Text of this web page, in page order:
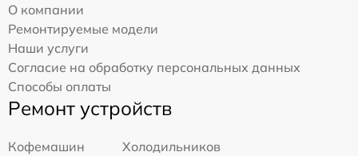
О компании
Ремонтируемые модели
Наши услуги
Согласие на обработку персональных данных
Способы оплаты
Ремонт устройств
Кофемашин
Холодильников